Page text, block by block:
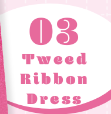
03
Tweed
Ribbon
Dress